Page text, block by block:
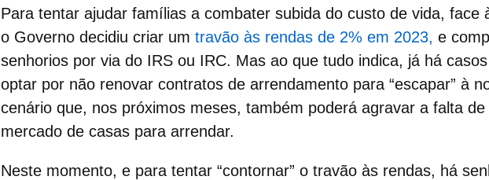
Para tentar ajudar famílias a combater subida do custo de vida, face
o Governo decidiu criar um travão às rendas de 2% em 2023, e
senhorios por via do IRS ou IRC. Mas ao que tudo indica, já há
optar por não renovar contratos de arrendamento para “escapar” à
cenário que, nos próximos meses, também poderá agravar a falta
mercado de casas para arrendar.
Neste momento, e para tentar “contornar” o travão às rendas, há